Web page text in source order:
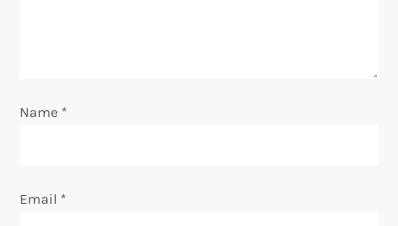
n
Name *
Email *